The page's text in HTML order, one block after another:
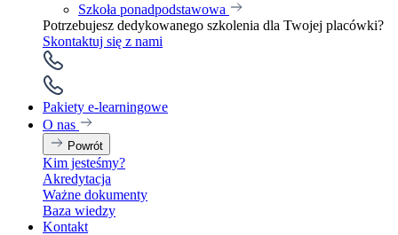
Szkoła ponadpodstawowa
Potrzebujesz dedykowanego szkolenia dla Twojej placówki?
Skontaktuj się z nami
Pakiety e-learningowe
O nas
Powrót
Kim jesteśmy?
Akredytacja
Ważne dokumenty
Baza wiedzy
Kontakt